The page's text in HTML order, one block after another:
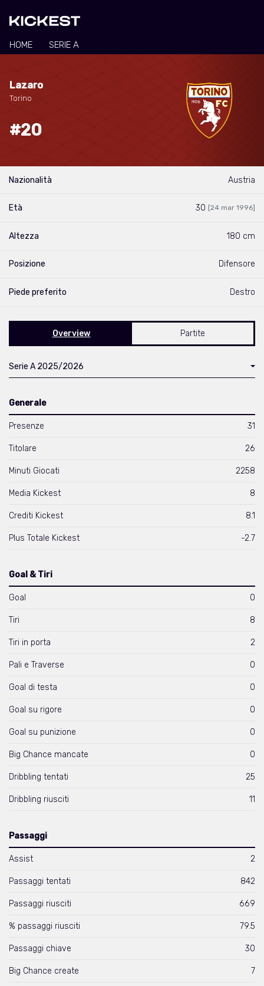
HOME SERIE A
Lazaro
Torino
#20
Nazionalità Austria
Età 30 [24 mar 1996]
Altezza 180 cm
Posizione Difensore
Piede preferito Destro
Overview Partite
Serie A 2025/2026
Generale
Presenze 31
Titolare 26
Minuti Giocati 2258
Media Kickest 8
Crediti Kickest 8.1
Plus Totale Kickest -2.7
Goal & Tiri
Goal 0
Tiri 8
Tiri in porta 2
Pali e Traverse 0
Goal di testa 0
Goal su rigore 0
Goal su punizione 0
Big Chance mancate 0
Dribbling tentati 25
Dribbling riusciti 11
Passaggi
Assist 2
Passaggi tentati 842
Passaggi riusciti 669
% passaggi riusciti 79.5
Passaggi chiave 30
Big Chance create 7